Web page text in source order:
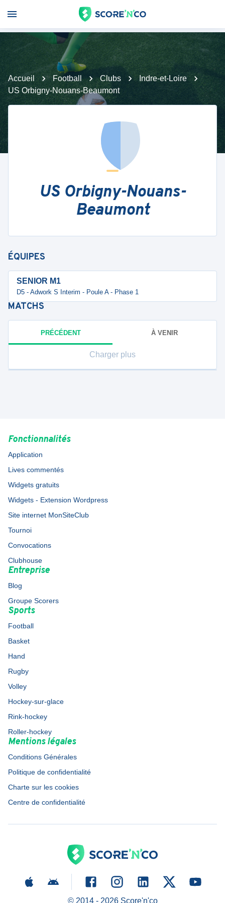
Accueil Football Clubs
Indre-et-Loire
US Orbigny-Nouans-Beaumont
US Orbigny-Nouans-
Beaumont
ÉQUIPES
SENIOR M1
D5 - Adwork S Interim - Poule A - Phase 1
MATCHS
PRÉCÉDENT À VENIR
Charger plus
Fonctionnalités
Application
Lives commentés
Widgets gratuits
Widgets - Extension Wordpress
Site internet MonSiteClub
Tournoi
Convocations
Clubhouse
Entreprise
Blog
Groupe Scorers
Sports
Football
Basket
Hand
Rugby
Volley
Hockey-sur-glace
Rink-hockey
Roller-hockey
Mentions légales
Conditions Générales
Politique de confidentialité
Charte sur les cookies
Centre de confidentialité
© 2014 - 2026Score'n'co